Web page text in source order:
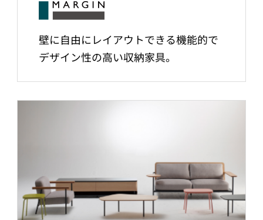
壁に自由にレイアウトできる機能的で
デザイン性の高い収納家具。